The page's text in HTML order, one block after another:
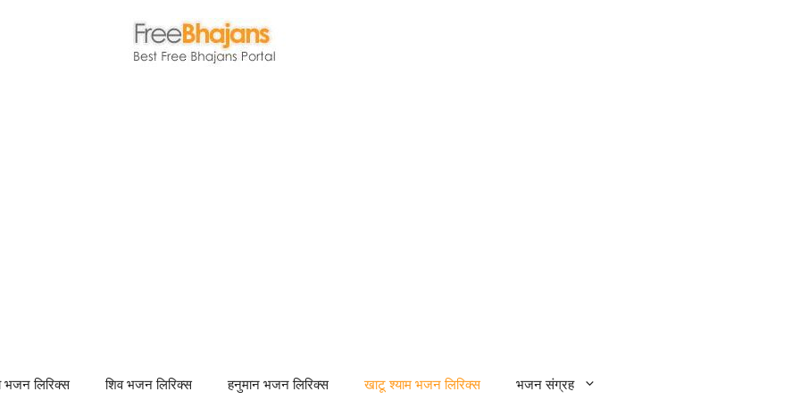
भजन लिरिक्स शिव भजन लिरिक्स हनुमान भजन लिरिक्स खाटू श्याम भजन लिरिक्स भजन संग्रह